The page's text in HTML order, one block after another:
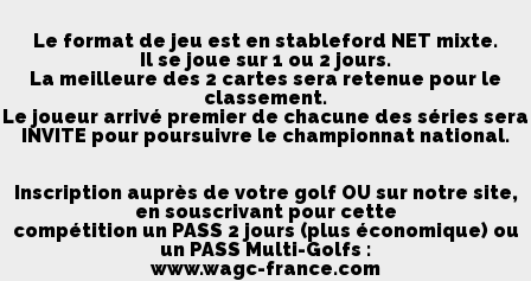
Le format de jeu est en stableford NET mixte.
Il se joue sur 1 ou 2 jours.
La meilleure des 2 cartes sera retenue pour le
classement.
Le joueur arrivé premier de chacune des séries sera
INVITE pour poursuivre le championnat national.
Inscription auprès de votre golf OU sur notre site,
en souscrivant pour cette
compétition un PASS 2 jours (plus économique) ou
un PASS Multi-Golfs :
www.wagc-france.com